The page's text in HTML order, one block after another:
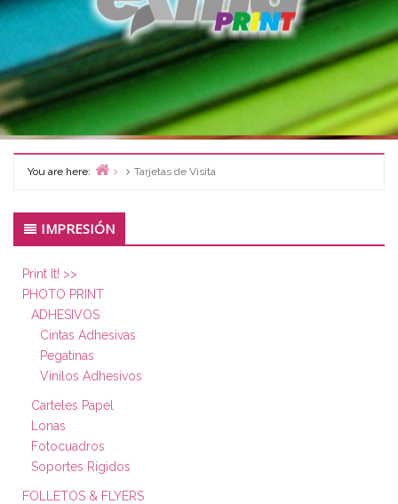
You are here:
Tarjetas de Visita
Primary
Sidebar
IMPRESIÓN
Print It! >>
PHOTO PRINT
ADHESIVOS
Cintas Adhesivas
Pegatinas
Vinilos Adhesivos
Carteles Papel
Lonas
Fotocuadros
Soportes Rígidos
FOLLETOS & FLYERS